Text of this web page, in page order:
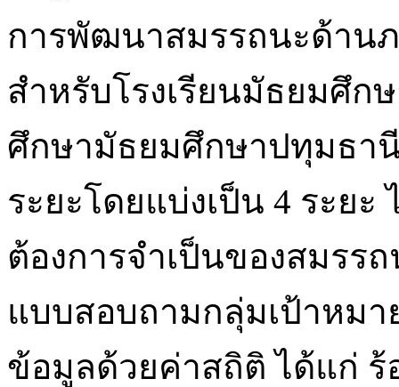
การพัฒนาสมรรถนะด้าน
สำหรับโรงเรียนมัธยมศึก
ศึกษามัธยมศึกษาปทุมธา
ระยะโดยแบ่งเป็น 4 ระย
ต้องการจำเป็นของสมรร
แบบสอบถามกลุ่มเป้าหมา
ข้อมูลด้วยค่าสถิติ ได้แก่ ร้